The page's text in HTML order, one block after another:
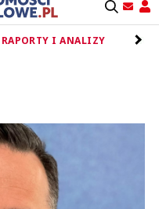
RAPORTY I ANALIZY